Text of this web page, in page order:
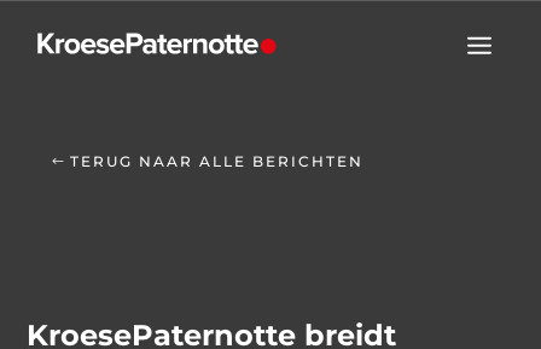
TERUG NAAR ALLE BERICHTEN
KroesePaternotte breidt